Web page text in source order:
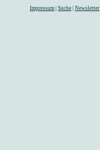
Impressum Suche Newsletter